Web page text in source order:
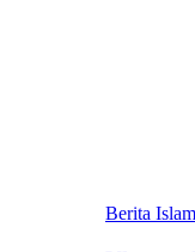
Berita